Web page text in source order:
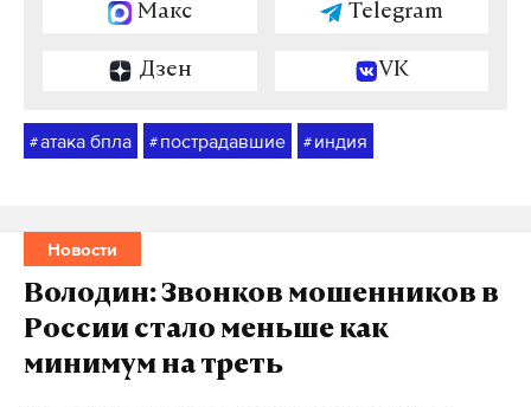
Макс Telegram
Дзен VK
#атака бпла # пострадавшие # индия
Новости
Володин: Звонков мошенников в
России стало меньше как
минимум на треть